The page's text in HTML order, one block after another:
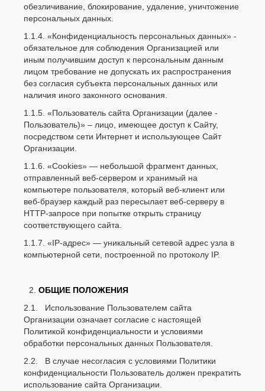
обезличивание, блокирование, удаление, уничтожение
персональных данных.
1.1.4. «Конфиденциальность персональных данных» -
обязательное для соблюдения Организацией или
иным получившим доступ к персональным данным
лицом требование не допускать их распространения
без согласия субъекта персональных данных или
наличия иного законного основания.
1.1.5. «Пользователь сайта Организации (далее ‑
Пользователь)» – лицо, имеющее доступ к Сайту,
посредством сети Интернет и использующее Сайт
Организации.
1.1.6. «Cookies» — небольшой фрагмент данных,
отправленный веб-сервером и хранимый на
компьютере пользователя, который веб-клиент или
веб-браузер каждый раз пересылает веб-серверу в
HTTP-запросе при попытке открыть страницу
соответствующего сайта.
1.1.7. «IP-адрес» — уникальный сетевой адрес узла в
компьютерной сети, построенной по протоколу IP.
ОБЩИЕ ПОЛОЖЕНИЯ
2.1. Использование Пользователем сайта
Организации означает согласие с настоящей
Политикой конфиденциальности и условиями
обработки персональных данных Пользователя.
2.2. В случае несогласия с условиями Политики
конфиденциальности Пользователь должен прекратить
использование сайта Организации.